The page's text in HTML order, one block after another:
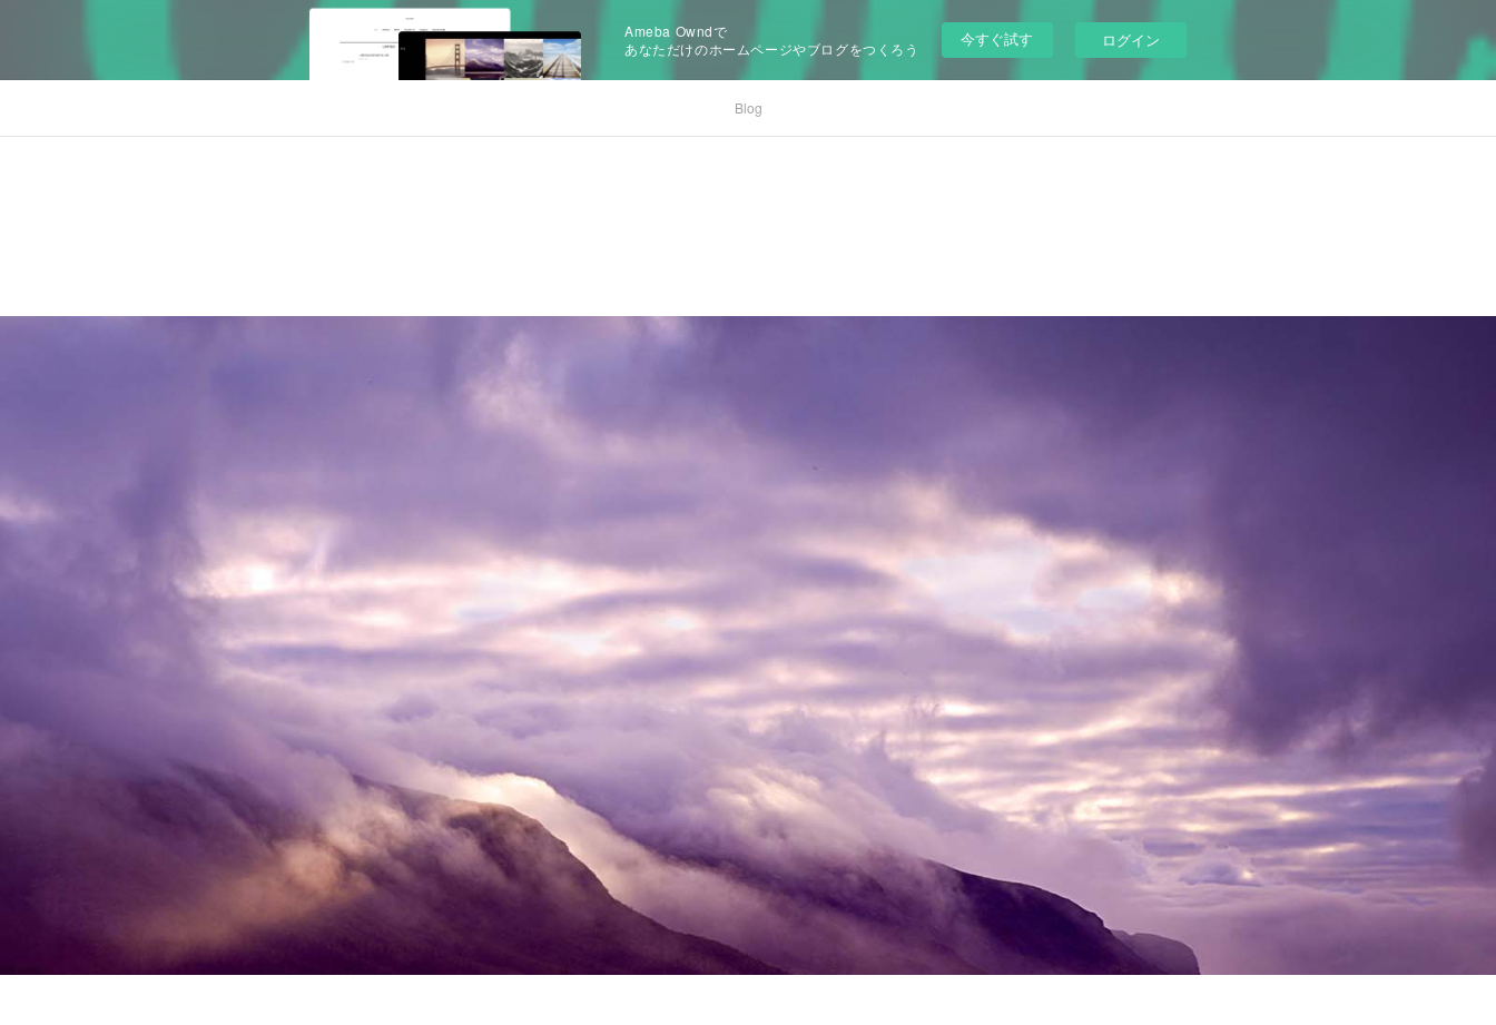
Ameba Owndで
あなただけのホームページやブログをつくろう
今すぐ試す ログイン
Blog